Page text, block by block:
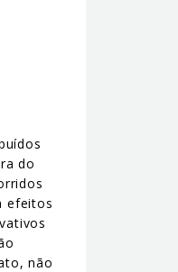
do
efeitos
não